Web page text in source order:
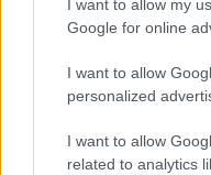
I want to allow my
Google for online
I want to allow
personalized
I want to allow
related to analytics
Αφορά τους οδηγούς,
βεβαίωσης τροχαίων
θεσμοθετηθεί από τη
την αποστολή της
πολίτη.